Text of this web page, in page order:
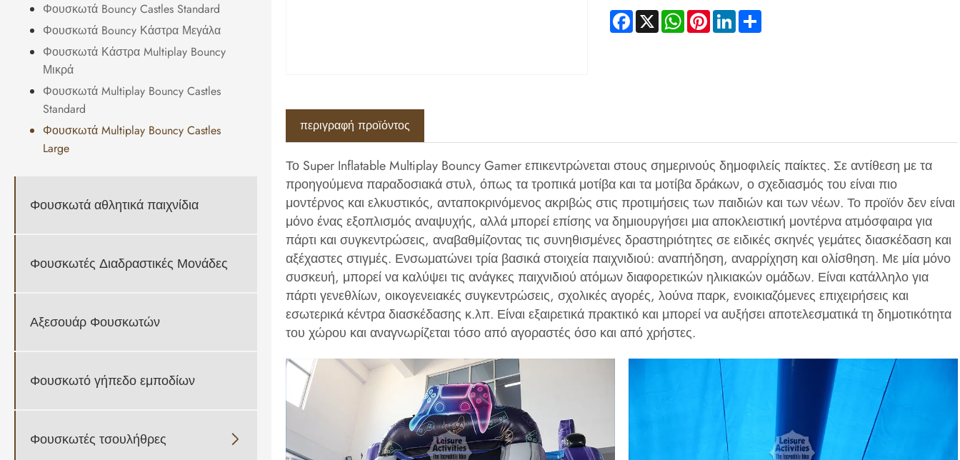
Φουσκωτά Bouncy Castles Standard
Φουσκωτά Bouncy Κάστρα Μεγάλα
Φουσκωτά Κάστρα Multiplay Bouncy
Μικρά
Φουσκωτά Multiplay Bouncy Castles
Standard
Φουσκωτά Multiplay Bouncy Castles
Large
Φουσκωτά αθλητικά παιχνίδια
Φουσκωτές Διαδραστικές Μονάδες
Αξεσουάρ Φουσκωτών
Φουσκωτό γήπεδο εμποδίων
Φουσκωτές τσουλήθρες 
Facebook
X WhatsApp
PinterestLinkedInShare
περιγραφή προϊόντος
Το Super Inflatable Multiplay Bouncy Gamer επικεντρώνεται στους σημερινούς δημοφιλείς παίκτες. Σε αντίθεση με τα
προηγούμενα παραδοσιακά στυλ, όπως τα τροπικά μοτίβα και τα μοτίβα δράκων, ο σχεδιασμός του είναι πιο
μοντέρνος και ελκυστικός, ανταποκρινόμενος ακριβώς στις προτιμήσεις των παιδιών και των νέων. Το προϊόν δεν είναι
μόνο ένας εξοπλισμός αναψυχής, αλλά μπορεί επίσης να δημιουργήσει μια αποκλειστική μοντέρνα ατμόσφαιρα για
πάρτι και συγκεντρώσεις, αναβαθμίζοντας τις συνηθισμένες δραστηριότητες σε ειδικές σκηνές γεμάτες διασκέδαση και
αξέχαστες στιγμές. Ενσωματώνει τρία βασικά στοιχεία παιχνιδιού: αναπήδηση, αναρρίχηση και ολίσθηση. Με μία μόνο
συσκευή, μπορεί να καλύψει τις ανάγκες παιχνιδιού ατόμων διαφορετικών ηλικιακών ομάδων. Είναι κατάλληλο για
πάρτι γενεθλίων, οικογενειακές συγκεντρώσεις, σχολικές αγορές, λούνα παρκ, ενοικιαζόμενες επιχειρήσεις και
εσωτερικά κέντρα διασκέδασης κ.λπ. Είναι εξαιρετικά πρακτικό και μπορεί να αυξήσει αποτελεσματικά τη δημοτικότητα
του χώρου και αναγνωρίζεται τόσο από αγοραστές όσο και από χρήστες.